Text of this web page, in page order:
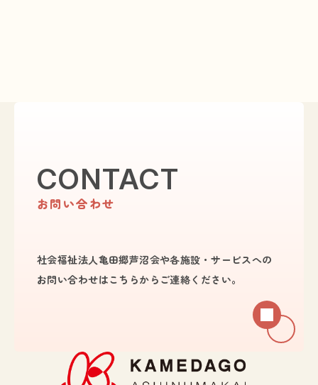
CONTACT
お問い合わせ
社会福祉法人亀田郷芦沼会や各施設・サービスへの
お問い合わせはこちらからご連絡ください。